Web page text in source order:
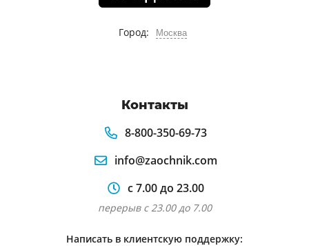
Город: Москва
Контакты
8-800-350-69-73
info@zaochnik.com
с 7.00 до 23.00
перерыв с 23.00 до 7.00
Написать в клиентскую поддержку: